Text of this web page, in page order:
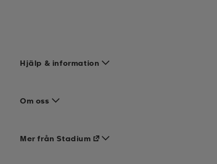
Hjälp & information
Om oss
Mer från Stadium